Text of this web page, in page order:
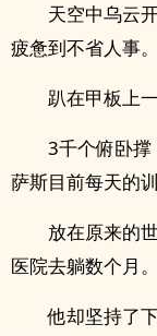
天空中乌云
疲惫到不省人事。
趴在甲板上
3千个俯卧
萨斯目前每天的训
放在原来的
医院去躺数个月。
他却坚持了